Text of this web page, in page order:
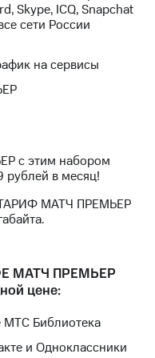
Skype, ICQ, Snapchat
сети России
на сервисы
с этим набором
рублей в месяц!
МАТЧ ПРЕМЬЕР
МАТЧ ПРЕМЬЕР
цене:
МТС Библиотека
и Одноклассники